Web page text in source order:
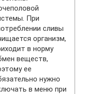
При
сливы
организм,
в норму
веществ,
ее
нужно
в меню при